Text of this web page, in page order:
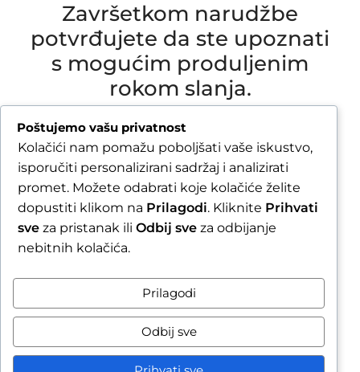
Završetkom narudžbe
potvrđujete da ste upoznati
s mogućim produljenim
rokom slanja.
Due to our annual holiday from 1 August 2026 to
16 August 2026, all orders received after 30 July
2026 will be processed and shipped during the
week following our return.
By completing your order, you confirm that you
are aware of the possible extended shipping
Zatvori obavijest / Close
Poštujemo vašu privatnost
Kolačići nam pomažu poboljšati vaše iskustvo,
isporučiti personalizirani sadržaj i analizirati
promet. Možete odabrati koje kolačiće želite
dopustiti klikom na Prilagodi. Kliknite Prihvati
sve za pristanak ili Odbij sve za odbijanje
nebitnih kolačića.
Prilagodi
Odbij sve
Raskid ugovora